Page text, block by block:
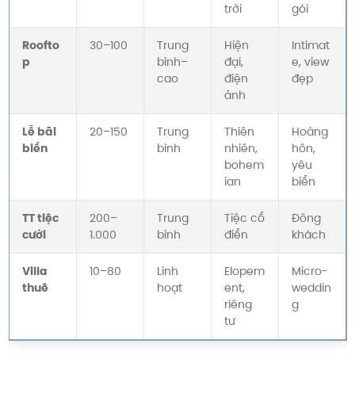
trời gói
Roofto
p
30–100
Trung
bình–
cao
Hiện
đại,
điện
ảnh
Intimat
e, view
đẹp
Lễ bãi
biển
20–150
Trung
bình
Thiên
nhiên,
bohem
ian
Hoàng
hôn,
yêu
biển
TT tiệc
cưới
200–
1.000
Trung
bình
Tiệc cổ
điển
Đông
khách
Villa
thuê
10–80
Linh
hoạt
Elopem
ent,
riêng
tư
Micro-
weddin
g